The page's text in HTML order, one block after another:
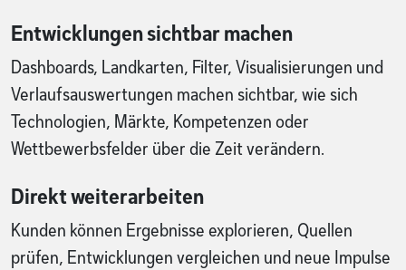
Entwicklungen sichtbar machen
Dashboards, Landkarten, Filter, Visualisierungen und
Verlaufsauswertungen machen sichtbar, wie sich
Technologien, Märkte, Kompetenzen oder
Wettbewerbsfelder über die Zeit verändern.
Direkt weiterarbeiten
Kunden können Ergebnisse explorieren, Quellen
prüfen, Entwicklungen vergleichen und neue Impulse